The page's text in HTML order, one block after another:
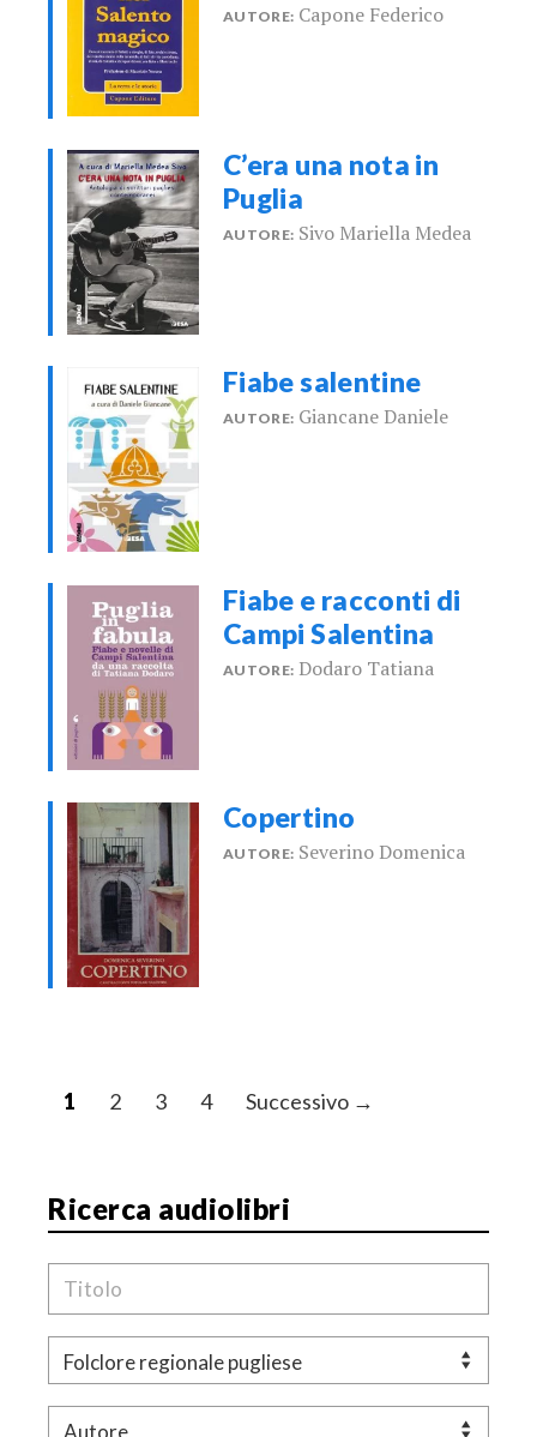
AUTORE: Capone Federico
C’era una nota in
Puglia
AUTORE: Sivo Mariella Medea
Fiabe salentine
AUTORE: Giancane Daniele
Fiabe e racconti di
Campi Salentina
AUTORE: Dodaro Tatiana
Copertino
AUTORE: Severino Domenica
N
i
g
a
n
1 2 3 4 Successivo →
Ricerca audiolibri